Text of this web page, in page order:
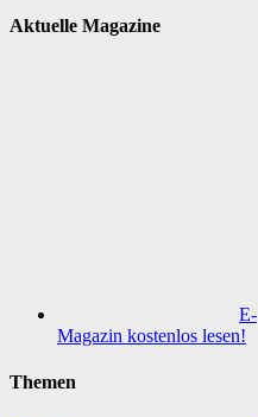
Aktuelle Magazine
E-
Magazin kostenlos lesen!
Themen